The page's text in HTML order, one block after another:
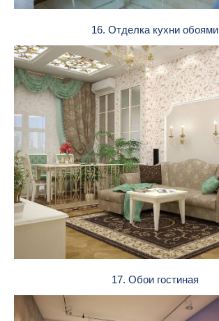
16. Отделка кухни обоями
17. Обои гостиная